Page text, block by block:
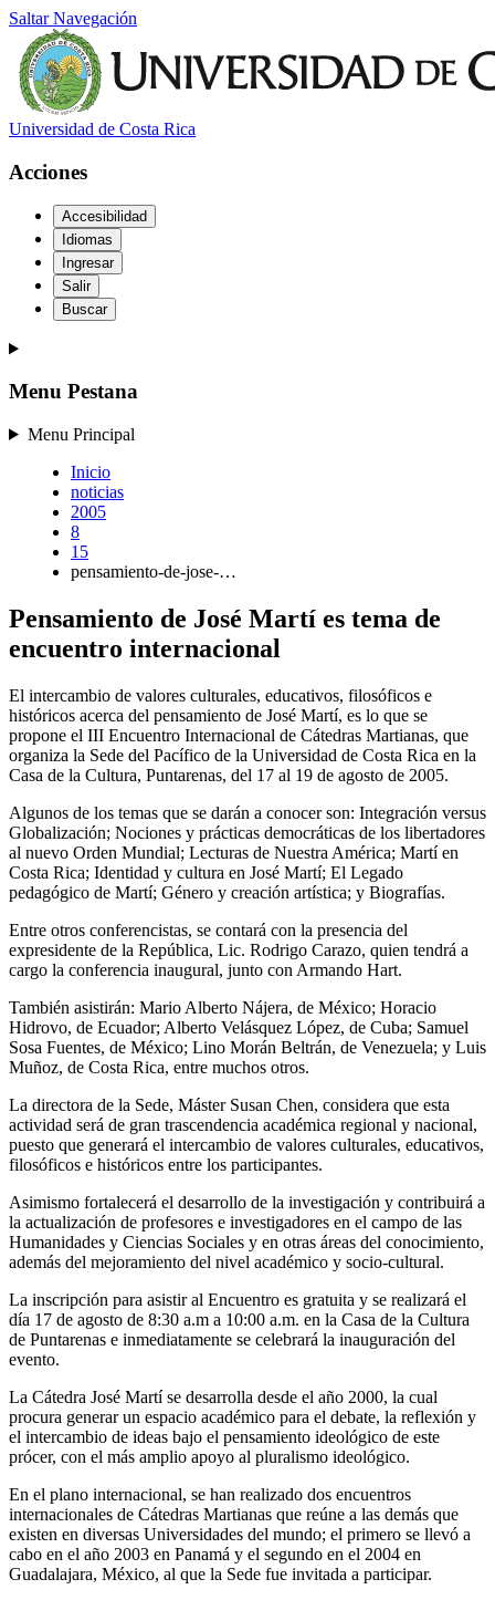
Saltar Navegación
Universidad de Costa Rica
Acciones
Accesibilidad
Idiomas
Ingresar
Salir
Buscar
Menu Pestana
Menu Principal
Inicio
noticias
2005
8
15
pensamiento-de-jose-…
Pensamiento de José Martí es tema de
encuentro internacional
El intercambio de valores culturales, educativos, filosóficos e
históricos acerca del pensamiento de José Martí, es lo que se
propone el III Encuentro Internacional de Cátedras Martianas, que
organiza la Sede del Pacífico de la Universidad de Costa Rica en la
Casa de la Cultura, Puntarenas, del 17 al 19 de agosto de 2005.
Algunos de los temas que se darán a conocer son: Integración versus
Globalización; Nociones y prácticas democráticas de los libertadores
al nuevo Orden Mundial; Lecturas de Nuestra América; Martí en
Costa Rica; Identidad y cultura en José Martí; El Legado
pedagógico de Martí; Género y creación artística; y Biografías.
Entre otros conferencistas, se contará con la presencia del
expresidente de la República, Lic. Rodrigo Carazo, quien tendrá a
cargo la conferencia inaugural, junto con Armando Hart.
También asistirán: Mario Alberto Nájera, de México; Horacio
Hidrovo, de Ecuador; Alberto Velásquez López, de Cuba; Samuel
Sosa Fuentes, de México; Lino Morán Beltrán, de Venezuela; y Luis
Muñoz, de Costa Rica, entre muchos otros.
La directora de la Sede, Máster Susan Chen, considera que esta
actividad será de gran trascendencia académica regional y nacional,
puesto que generará el intercambio de valores culturales, educativos,
filosóficos e históricos entre los participantes.
Asimismo fortalecerá el desarrollo de la investigación y contribuirá a
la actualización de profesores e investigadores en el campo de las
Humanidades y Ciencias Sociales y en otras áreas del conocimiento,
además del mejoramiento del nivel académico y socio-cultural.
La inscripción para asistir al Encuentro es gratuita y se realizará el
día 17 de agosto de 8:30 a.m a 10:00 a.m. en la Casa de la Cultura
de Puntarenas e inmediatamente se celebrará la inauguración del
evento.
La Cátedra José Martí se desarrolla desde el año 2000, la cual
procura generar un espacio académico para el debate, la reflexión y
el intercambio de ideas bajo el pensamiento ideológico de este
prócer, con el más amplio apoyo al pluralismo ideológico.
En el plano internacional, se han realizado dos encuentros
internacionales de Cátedras Martianas que reúne a las demás que
existen en diversas Universidades del mundo; el primero se llevó a
cabo en el año 2003 en Panamá y el segundo en el 2004 en
Guadalajara, México, al que la Sede fue invitada a participar.